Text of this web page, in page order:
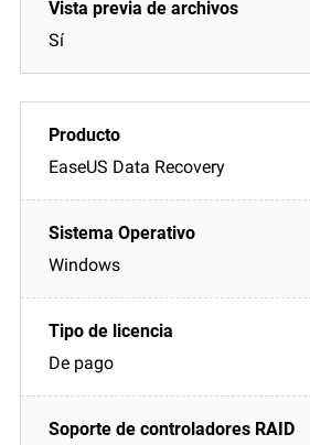
Sí
EaseUS Data Recovery
Windows
De pago